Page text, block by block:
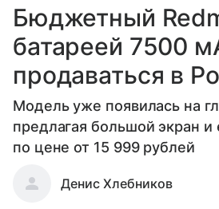
Бюджетный
батареей 7500
продаваться в
Модель уже появилась на
предлагая большой экран
по цене от 15 999 рублей
Денис Хлебников